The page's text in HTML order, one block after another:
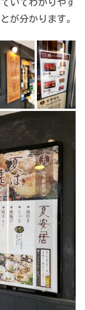
いてわかりやす
が分かります。